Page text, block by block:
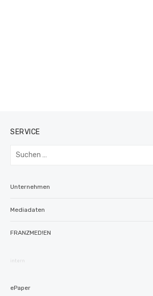
SERVICE
Suchen
Unternehmen
Mediadaten
FRANZMED!EN
intern
ePaper